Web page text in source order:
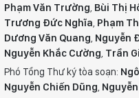
Phạm Văn Trường, Bùi Thị
Trương Đức Nghĩa, Phạm
Dương Văn Quang, Nguyễn
Nguyễn Khắc Cường, Trần
Phó Tổng Thư ký tòa soạn:
Nguyễn Chiến Dũng,